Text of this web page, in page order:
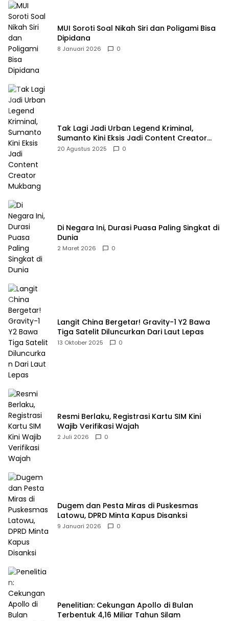
MUI Soroti Soal Nikah Siri dan Poligami Bisa
Dipidana
8 Januari 2026 0
Tak Lagi Jadi Urban Legend Kriminal,
Sumanto Kini Eksis Jadi Content Creator
Mukbang
20 Agustus 2025 0
Di Negara Ini, Durasi Puasa Paling Singkat di
Dunia
2 Maret 2026 0
Langit China Bergetar! Gravity-1 Y2 Bawa
Tiga Satelit Diluncurkan Dari Laut Lepas
13 Oktober 2025 0
Resmi Berlaku, Registrasi Kartu SIM Kini
Wajib Verifikasi Wajah
2 Juli 2026 0
Dugem dan Pesta Miras di Puskesmas
Latowu, DPRD Minta Kapus Disanksi
9 Januari 2026 0
Penelitian: Cekungan Apollo di Bulan
Terbentuk 4,16 Miliar Tahun Silam